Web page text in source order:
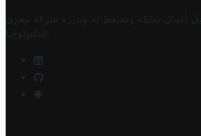
أعمال تملكه وتحتفظ به وتديره
شركة مخزن
التكنولوجيا